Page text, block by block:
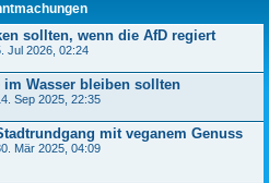
sollten, wenn die AfD regiert
Jul 2026, 02:24
Wasser bleiben sollten
Sep 2025, 22:35
mit veganem Genuss
Mär 2025, 04:09